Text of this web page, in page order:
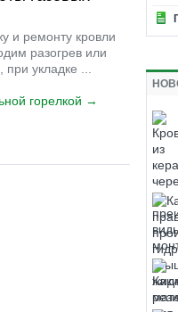
и ремонту кровли
разогрев или
укладке ...
горелкой →